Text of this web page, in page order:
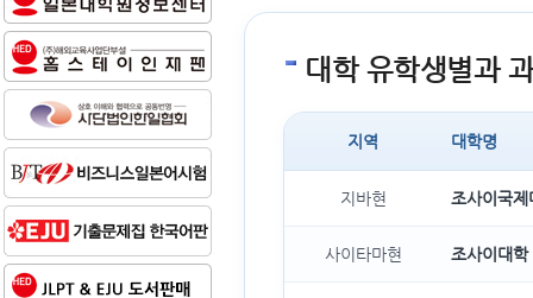
대학 유학생별과
지역 대학명
지바현 조사이국제
사이타마현 조사이대학